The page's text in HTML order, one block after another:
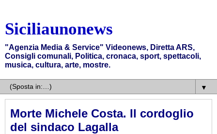
Siciliaunonews
"Agenzia Media & Service" Videonews, Diretta ARS,
Consigli comunali, Politica, cronaca, sport, spettacoli,
musica, cultura, arte, mostre.
▼
Morte Michele Costa. Il cordoglio
del sindaco Lagalla